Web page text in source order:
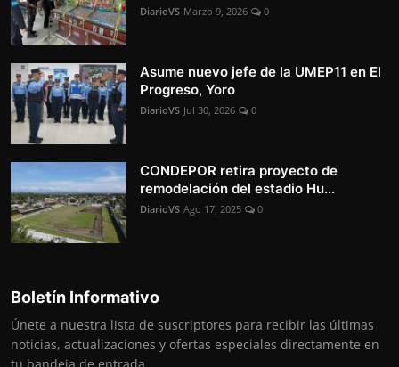
DiarioVS Marzo 9, 2026 0
Asume nuevo jefe de la UMEP11 en El
Progreso, Yoro
DiarioVS Jul 30, 2026 0
CONDEPOR retira proyecto de
remodelación del estadio Hu...
DiarioVS Ago 17, 2025 0
Boletín Informativo
Únete a nuestra lista de suscriptores para recibir las últimas
noticias, actualizaciones y ofertas especiales directamente en
tu bandeja de entrada.